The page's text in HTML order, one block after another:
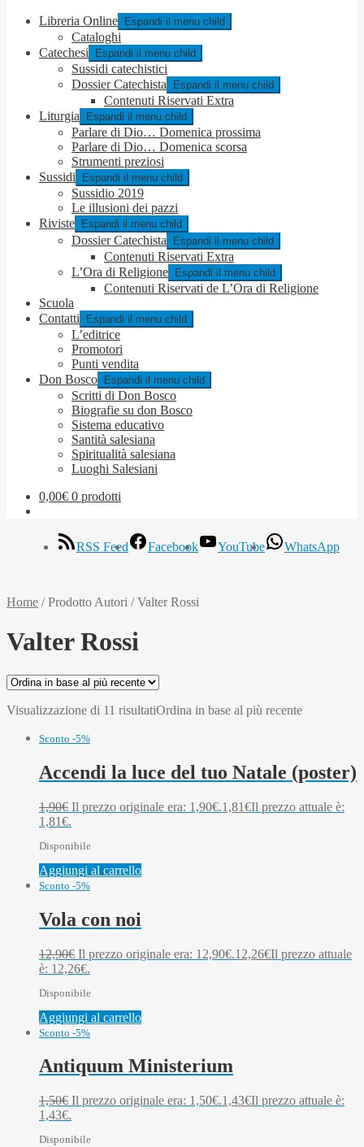
Libreria Online Espandi il menu child
Cataloghi
Catechesi
Espandi il menu child
Sussidi catechistici
Dossier Catechista
Espandi il menu child
Contenuti Riservati Extra
Liturgia
Espandi il menu child
Parlare di Dio… Domenica prossima
Parlare di Dio… Domenica scorsa
Strumenti preziosi
Sussidi
Espandi il menu child
Sussidio 2019
Le illusioni dei pazzi
Riviste
Espandi il menu child
Dossier Catechista Espandi il menu child
Contenuti Riservati Extra
L’Ora di Religione
Espandi il menu child
Contenuti Riservati de L’Ora di Religione
Scuola
Contatti
Espandi il menu child
L’editrice
Promotori
Punti vendita
Don Bosco
Espandi il menu child
Scritti di Don Bosco
Biografie su don Bosco
Sistema educativo
Santità salesiana
Spiritualità salesiana
Luoghi Salesiani
0,00€ 0 prodotti
RSS Feed Facebook YouTube WhatsApp
Home /Prodotto Autori /Valter Rossi
Valter Rossi
Visualizzazione di 11 risultatiOrdina in base al più recente
Sconto -5%
Accendi la luce del tuo Natale (poster)
1,90€ Il prezzo originale era: 1,90€.1,81€Il prezzo attuale è:
1,81€.
Disponibile
Aggiungi al carrello
Sconto -5%
Vola con noi
12,90€ Il prezzo originale era: 12,90€.12,26€Il prezzo attuale
è: 12,26€.
Disponibile
Aggiungi al carrello
Sconto -5%
Antiquum Ministerium
1,50€ Il prezzo originale era: 1,50€.1,43€Il prezzo attuale è:
1,43€.
Disponibile